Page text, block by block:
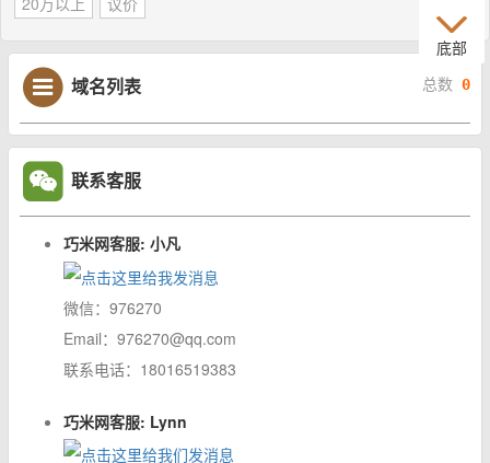
域名列表 总数0
联系客服
巧米网客服: 小凡
微信：976270
Email：976270@qq.com
联系电话：18016519383
巧米网客服: Lynn
底部